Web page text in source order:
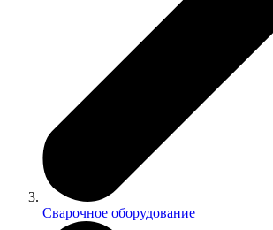
Сварочное оборудование